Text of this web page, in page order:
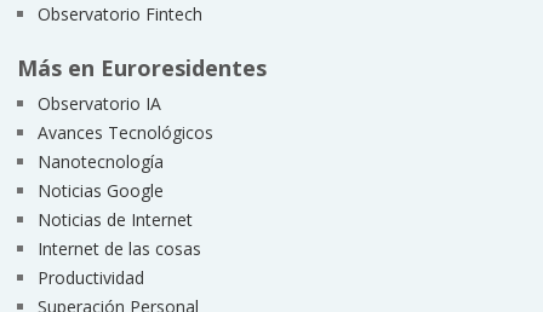
Observatorio Fintech
Más en Euroresidentes
Observatorio IA
Avances Tecnológicos
Nanotecnología
Noticias Google
Noticias de Internet
Internet de las cosas
Productividad
Superación Personal